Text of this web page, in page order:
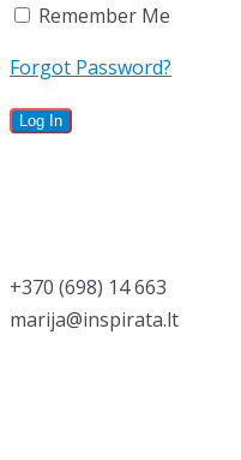
Remember Me
Forgot Password?
‭+370 (698) 14 663
marija@inspirata.lt